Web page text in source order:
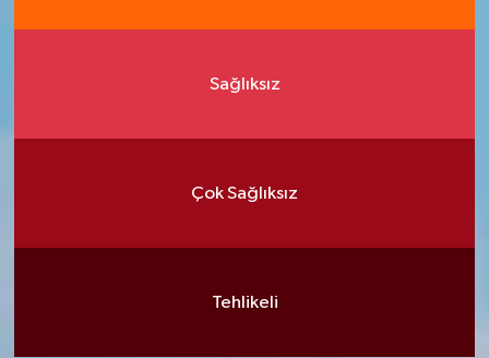
Sağlıksız
Çok Sağlıksız
Tehlikeli